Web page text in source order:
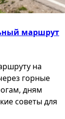
маршрут
на
горные
дням
советы для